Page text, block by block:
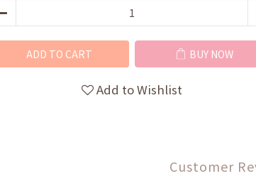
ADD TO CART BUY NOW
Add to Wishlist
Customer